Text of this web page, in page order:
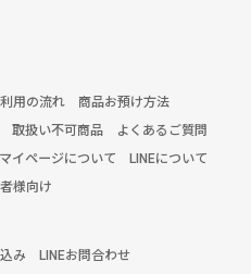
用の流れ
商品お預け方法
取扱い不可商品
よくあるご質問
マイページについて
LINEについて
様向け
み
LINEお問合わせ